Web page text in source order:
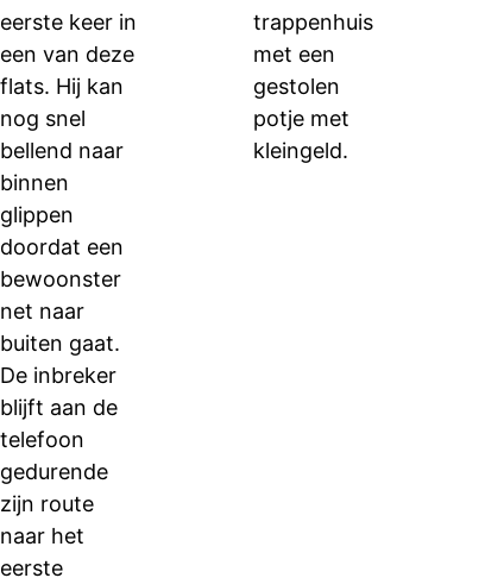
eerste keer in
een van deze
flats. Hij kan
nog snel
bellend naar
binnen
glippen
doordat een
bewoonster
net naar
buiten gaat.
De inbreker
blijft aan de
telefoon
gedurende
zijn route
naar het
eerste
trappenhuis
met een
gestolen
potje met
kleingeld.